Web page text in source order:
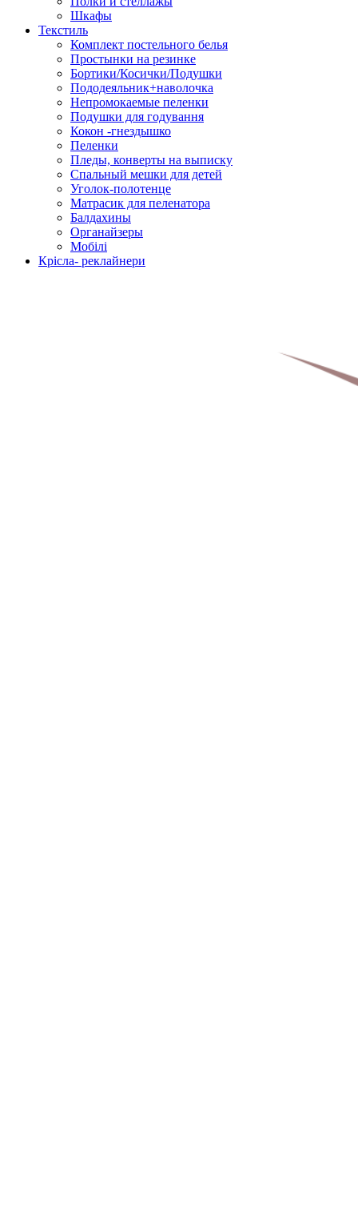
Шкафы
Текстиль
Комплект постельного белья
Простынки на резинке
Бортики/Косички/Подушки
Пододеяльник+наволочка
Непромокаемые пеленки
Подушки для годування
Кокон -гнездышко
Пеленки
Пледы, конверты на выписку
Спальный мешки для детей
Уголок-полотенце
Матрасик для пеленатора
Балдахины
Органайзеры
Мобілі
Крісла- реклайнери